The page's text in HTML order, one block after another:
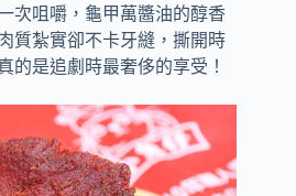
次咀嚼，龜甲萬醬油的醇香
質紮實卻不卡牙縫，撕開時
的是追劇時最奢侈的享受！